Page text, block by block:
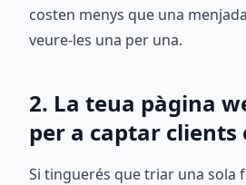
costen menys que una
veure-les una per una.
2. La teua pàgina
per a captar clients
Si tinguerés que triar una sola